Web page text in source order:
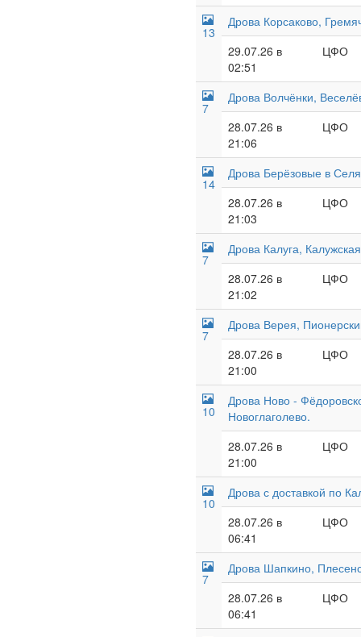
13
Дрова Корсаково,
29.07.26 в
02:51
ЦФО
7
Дрова Волчёнки,
28.07.26 в
21:06
ЦФО
14
Дрова Берёзовые в
28.07.26 в
21:03
ЦФО
7
Дрова Калуга,
28.07.26 в
21:02
ЦФО
7
Дрова Верея,
28.07.26 в
21:00
ЦФО
10
Дрова Ново -
Новоглаголево.
28.07.26 в
21:00
ЦФО
10
Дрова с доставкой по
28.07.26 в
06:41
ЦФО
7
Дрова Шапкино,
28.07.26 в
06:41
ЦФО